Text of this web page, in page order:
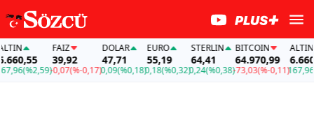
(%2,59)
FAİZ
39,92
-0,07(%-0,17)
DOLAR
47,71
0,09(%0,18)
EURO
55,19
0,18(%0,32)
STERLIN
64,41
0,24(%0,38)
BITCOIN
64.970,99
-73,03(%-0,11)
ALTIN
6.660,55
167,96